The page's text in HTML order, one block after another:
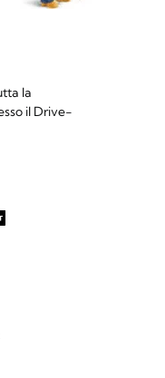
la
il Drive-